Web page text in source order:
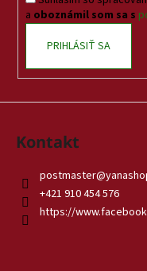
a oboznámil som sa s
PRIHLÁSIŤ SA
Kontakt
postmaster@
+421 910 454 576
https://